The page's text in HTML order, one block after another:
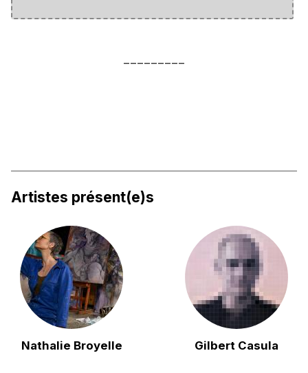
Artistes présent(e)s
Nathalie Broyelle Gilbert Casula